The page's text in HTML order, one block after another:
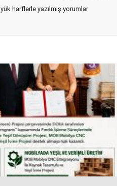
harflerle yazılmış yorumlar